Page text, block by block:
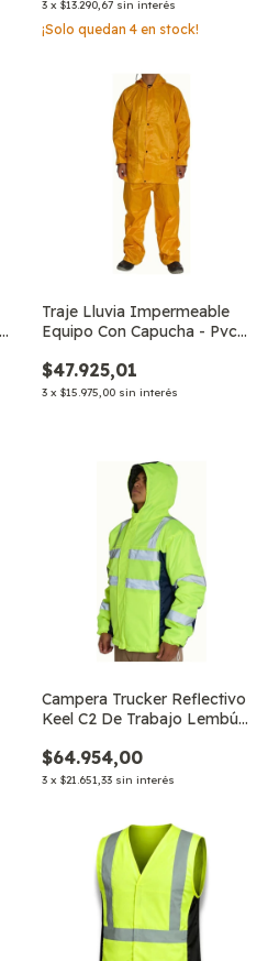
3 x $13.290,67 sin interés
¡Solo quedan 4 en stock!
Traje Lluvia Impermeable
Equipo Con Capucha - Pvc
$47.925,01
3 x $15.975,00 sin interés
Campera Trucker Reflectivo
Keel C2 De Trabajo Lembú
$64.954,00
3 x $21.651,33 sin interés